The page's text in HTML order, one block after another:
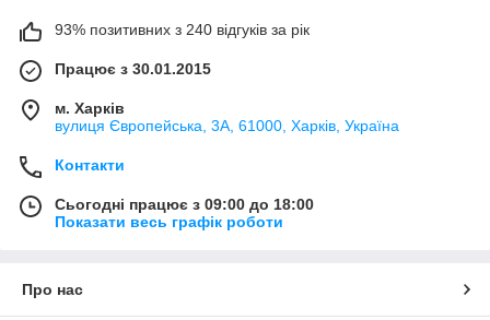
93% позитивних з 240 відгуків за рік
Працює з 30.01.2015
м. Харків
вулиця Європейська, 3А, 61000, Харків, Україна
Контакти
Сьогодні працює з 09:00 до 18:00
Показати весь графік роботи
Про нас